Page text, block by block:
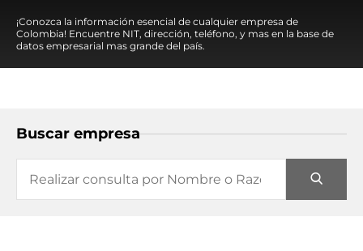
¡Conozca la información esencial de cualquier empresa de
Colombia! Encuentre NIT, dirección, teléfono, y mas en la base de
datos empresarial mas grande del país.
Buscar empresa